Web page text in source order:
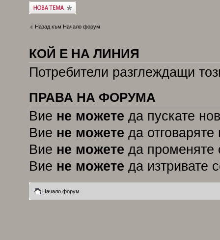
Публикувай нова
тема
Назад към Начало форум
КОЙ Е НА ЛИНИЯ
Потребители разглеждащи
ПРАВА НА ФОРУМА
Вие не можете да пускате
Вие не можете да
Вие не можете да променяте
Вие не можете да изтривате
Начало форум